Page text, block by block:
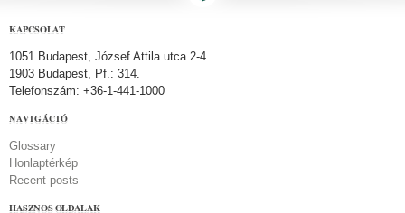
KAPCSOLAT
1051 Budapest, József Attila utca 2-4.
1903 Budapest, Pf.: 314.
Telefonszám: +36-1-441-1000
NAVIGÁCIÓ
Glossary
Honlaptérkép
Recent posts
HASZNOS OLDALAK